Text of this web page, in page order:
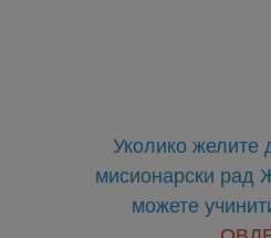
Уколико желите
мисионарски рад
можете